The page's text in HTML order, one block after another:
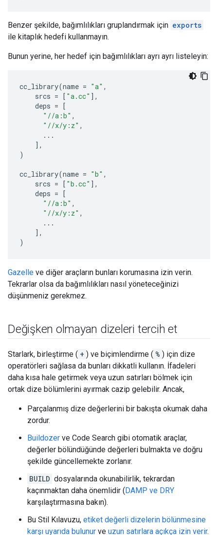
Benzer şekilde, bağımlılıkları gruplandırmak için exports
ile kitaplık hedefi kullanmayın.
Bunun yerine, her hedef için bağımlılıkları ayrı ayrı listeleyin:
cc_library(name = "a" ,
srcs = [ "a.cc" ],
deps = [
"//a:b" ,
"//x/y:z" ,
...
],
)
cc_library(name = "b" ,
srcs = [ "b.cc" ],
deps = [
"//a:b" ,
"//x/y:z" ,
...
],
)
Gazelle ve diğer araçların bunları korumasına izin verin.
Tekrarlar olsa da bağımlılıkları nasıl yöneteceğinizi
düşünmeniz gerekmez.
Değişken olmayan dizeleri tercih et
Starlark, birleştirme ( + ) ve biçimlendirme ( % ) için dize
operatörleri sağlasa da bunları dikkatli kullanın. İfadeleri
daha kısa hale getirmek veya uzun satırları bölmek için
ortak dize bölümlerini ayırmak cazip gelebilir. Ancak,
Parçalanmış dize değerlerini bir bakışta okumak daha
zordur.
Buildozer ve Code Search gibi otomatik araçlar,
değerler bölündüğünde değerleri bulmakta ve doğru
şekilde güncellemekte zorlanır.
BUILD dosyalarında okunabilirlik, tekrardan
kaçınmaktan daha önemlidir (DAMP ve DRY
karşılaştırmasına bakın).
Bu Stil Kılavuzu, etiket değerli dizelerin bölünmesine
karşı uyarıda bulunur ve uzun satırlara açıkça izin verir.